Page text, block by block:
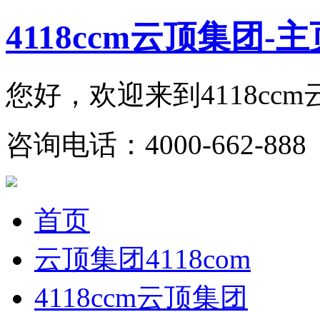
4118ccm云顶集团-主
您好，欢迎来到4118ccm
咨询电话：4000-662-
首页
云顶集团4118com
4118ccm云顶集团